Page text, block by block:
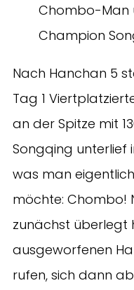
Chombo-Man
Champion
Nach Hanchan 5
Tag 1
an der Spitze mit
Songqing unterlief
was man
möchte: Chombo!
zunächst überlegt
ausgeworfenen
rufen, sich dann